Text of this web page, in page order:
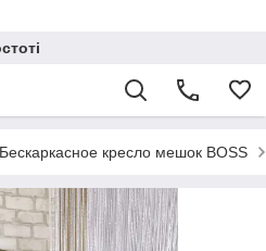
Бескаркасное кресло мешок BOSS